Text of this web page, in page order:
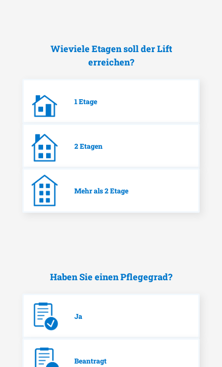
Wieviele Etagen soll der Lift
erreichen?
1 Etage
2 Etagen
Mehr als 2 Etage
Haben Sie einen Pflegegrad?
Ja
Beantragt